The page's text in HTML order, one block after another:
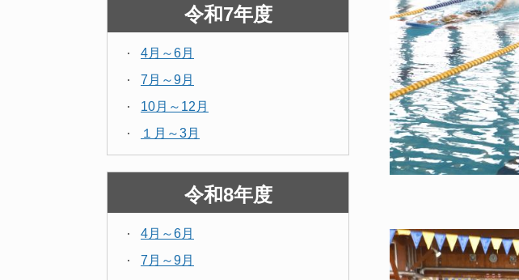
令和7年度
4月～6月
7月～9月
10月～12月
１月～3月
令和8年度
4月～6月
7月～9月